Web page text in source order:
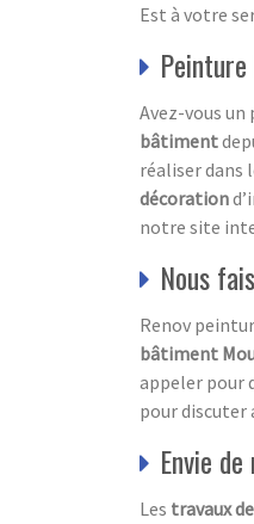
Est à votre
Avez-vous un
bâtiment
réaliser dans
décoration
notre site
Nous
Renov
bâtiment
appeler pour
pour discuter
Envie
Les travaux